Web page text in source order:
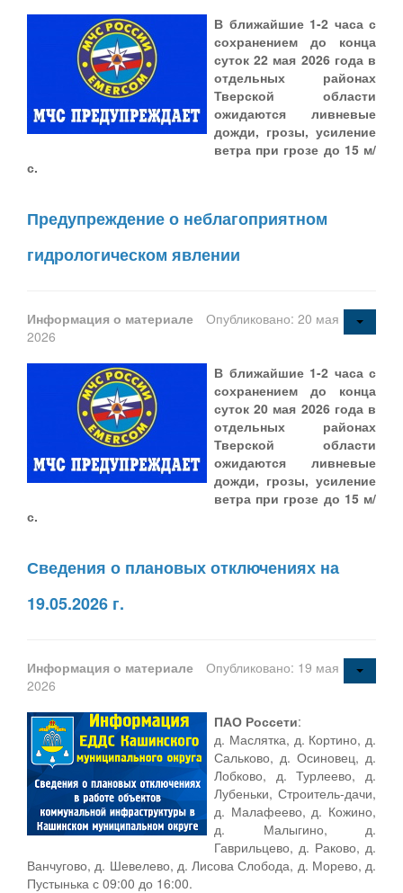
В ближайшие 1-2 часа с
сохранением до конца
суток 22 мая 2026 года в
отдельных районах
Тверской области
ожидаются ливневые
дожди, грозы, усиление
ветра при грозе до 15 м/
с.
Предупреждение о неблагоприятном
гидрологическом явлении
Информация о материале
Опубликовано: 20 мая
2026
В ближайшие 1-2 часа с
сохранением до конца
суток 20 мая 2026 года в
отдельных районах
Тверской области
ожидаются ливневые
дожди, грозы, усиление
ветра при грозе до 15 м/
с.
Сведения о плановых отключениях на
19.05.2026 г.
Информация о материале
Опубликовано: 19 мая
2026
ПАО Россети:
д. Маслятка, д. Кортино, д.
Сальково, д. Осиновец, д.
Лобково, д. Турлеево, д.
Лубеньки, Строитель-дачи,
д. Малафеево, д. Кожино,
д. Малыгино, д.
Гаврильцево, д. Раково, д.
Ванчугово, д. Шевелево, д. Лисова Слобода, д. Морево, д.
Пустынька с 09:00 до 16:00.